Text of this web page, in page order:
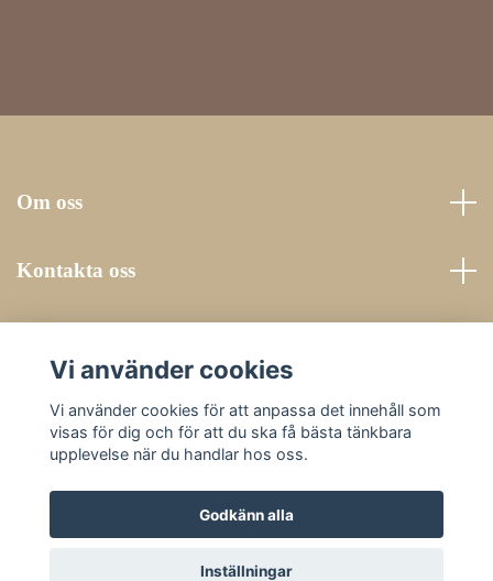
Om oss
Kontakta oss
Sociala medier
© 2026 Vackerbacken
Vi använder cookies
Vi använder cookies för att anpassa det innehåll som
visas för dig och för att du ska få bästa tänkbara
upplevelse när du handlar hos oss.
Godkänn alla
Inställningar